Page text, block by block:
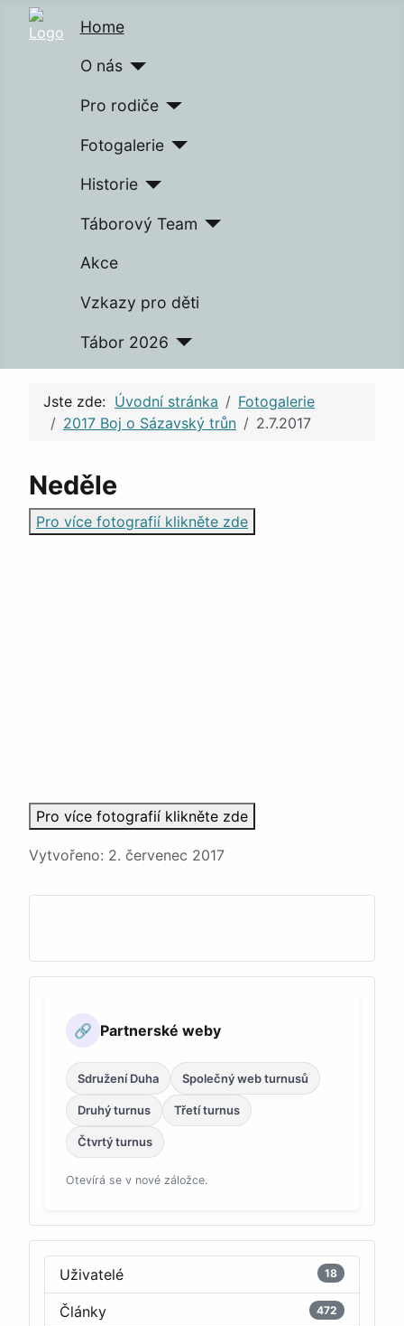
Home
O nás
Pro rodiče
Fotogalerie
Historie
Táborový Team
Akce
Vzkazy pro děti
Tábor 2026
Jste zde: Úvodní stránka
Fotogalerie
2017 Boj o Sázavský trůn
2.7.2017
Neděle
Pro více fotografií klikněte zde
Pro více fotografií klikněte zde
Podrobnosti
Vytvořeno: 2. červenec 2017
🔗 Partnerské weby
Sdružení Duha Společný web turnusů
Druhý turnus Třetí turnus
Čtvrtý turnus
Otevírá se v nové záložce.
Uživatelé 18
Články 472